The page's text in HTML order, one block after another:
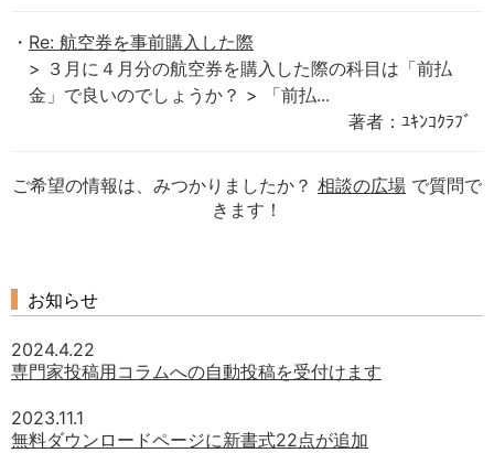
Re: 航空券を事前購入した際
> ３月に４月分の航空券を購入した際の科目は「前払
金」で良いのでしょうか？ > 「前払...
著者：ﾕｷﾝｺｸﾗﾌﾞ
ご希望の情報は、みつかりましたか？ 相談の広場 で質問で
きます！
お知らせ
2024.4.22
専門家投稿用コラムへの自動投稿を受付けます
2023.11.1
無料ダウンロードページに新書式22点が追加